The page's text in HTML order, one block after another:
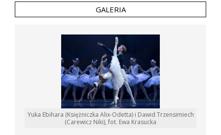
GALERIA
Yuka Ebihara (Księżniczka Alix-Odetta) i Dawid Trzensimiech
(Carewicz Niki), fot. Ewa Krasucka